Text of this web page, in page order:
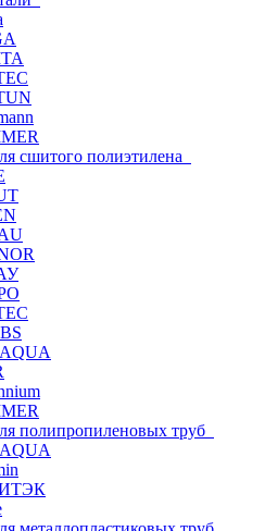
сшитого полиэтилена
полипропиленовых труб